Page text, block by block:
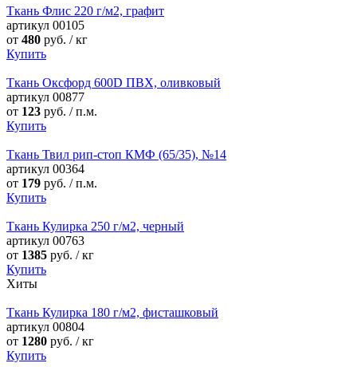
Ткань Флис 220 г/м2, графит
артикул 00105
от 480 руб. / кг
Купить
Ткань Оксфорд 600D ПВХ, оливковый
артикул 00877
от 123 руб. / п.м.
Купить
Ткань Твил рип-стоп КМФ (65/35), №14
артикул 00364
от 179 руб. / п.м.
Купить
Ткань Кулирка 250 г/м2, черный
артикул 00763
от 1385 руб. / кг
Купить
Хиты
Ткань Кулирка 180 г/м2, фисташковый
артикул 00804
от 1280 руб. / кг
Купить